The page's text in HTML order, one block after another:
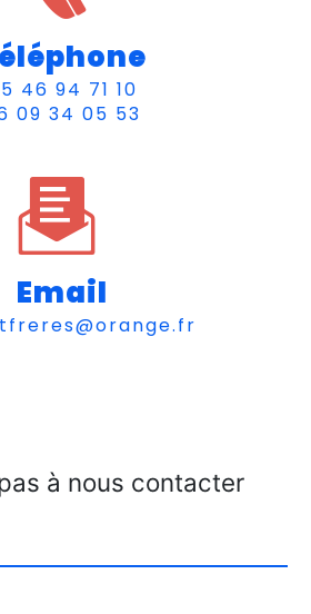
05 46 94 71 10
09 34 05 53
Email
à nous contacter